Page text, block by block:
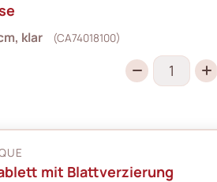
klar (CA74018100)
mit Blattverzierung